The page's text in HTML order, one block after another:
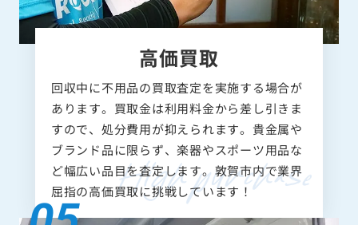
高価買取
回収中に不用品の買取査定を実施する場合が
あります。買取金は利用料金から差し引きま
すので、処分費用が抑えられます。貴金属や
ブランド品に限らず、楽器やスポーツ用品な
ど幅広い品目を査定します。敦賀市内で業界
屈指の高価買取に挑戦しています！